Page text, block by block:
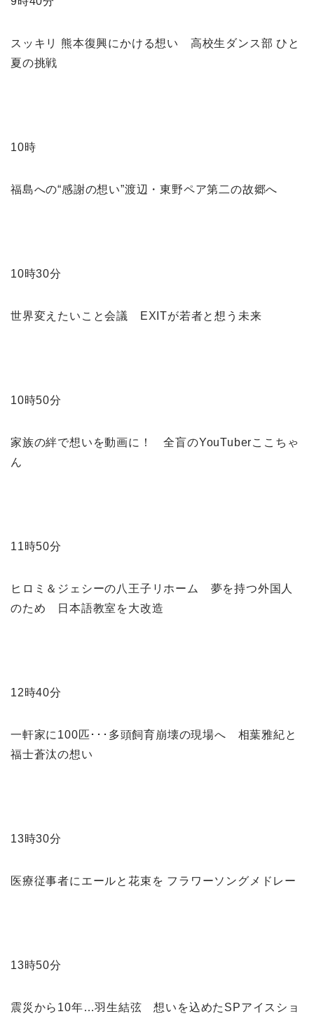
スッキリ 熊本復興にかける想い 高校生ダンス部 ひと
夏の挑戦
10時
福島への“感謝の想い”渡辺・東野ペア第二の故郷へ
10時30分
世界変えたいこと会議 EXITが若者と想う未来
10時50分
家族の絆で想いを動画に！ 全盲のYouTuberここちゃ
ん
11時50分
ヒロミ＆ジェシーの八王子リホーム 夢を持つ外国人
のため 日本語教室を大改造
12時40分
一軒家に100匹･･･多頭飼育崩壊の現場へ 相葉雅紀と
福士蒼汰の想い
13時30分
医療従事者にエールと花束を フラワーソングメドレー
13時50分
震災から10年…羽生結弦 想いを込めたSPアイスショ